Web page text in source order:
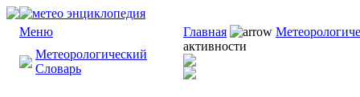
Меню
Метеорологический
Словарь
Главная
активности